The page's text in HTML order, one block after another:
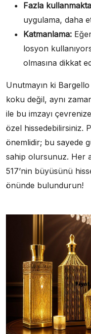
Fazla
uygulama, daha
Katmanlama:
losyon
olmasına dikkat
Unutmayın ki
koku değil, aynı
ile bu imzayı
özel hissedebilirsiniz.
önemlidir; bu sayede
sahip olursunuz. Her
517’nin büyüsünü
önünde bulundurun!